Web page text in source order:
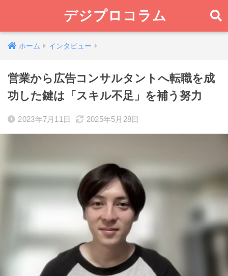
デジプロコラム
ホーム インタビュー
営業から広告コンサルタントへ転職を成
功した鍵は「スキル不足」を補う努力
2023年7月11日 2025年5月28日